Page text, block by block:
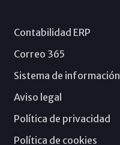
Contabilidad ERP
Correo 365
Sistema de información
Aviso legal
Política de privacidad
Política de cookies